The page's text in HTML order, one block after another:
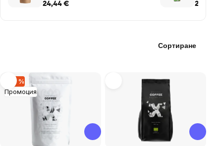
24,44 € 24,44 €
Сортиране
List
of
products
Промоция
–20 %